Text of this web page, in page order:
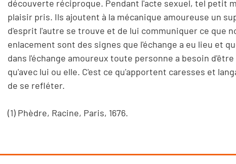
découverte réciproque. Pendant l'acte sexuel, tel petit
plaisir pris. Ils ajoutent à la mécanique amoureuse un
d'esprit l'autre se trouve et de lui communiquer ce que
enlacement sont des signes que l'échange a eu lieu et
dans l'échange amoureux toute personne a besoin
qu'avec lui ou elle. C'est ce qu'apportent caresses et
de se refléter.
(1) Phèdre, Racine, Paris, 1676.